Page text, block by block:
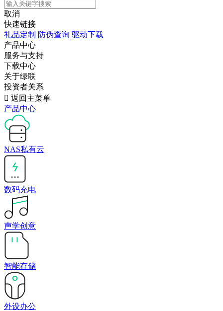
取消
快速链接
礼品定制 防伪查询 驱动下载
产品中心
服务与支持
下载中心
关于绿联
投资者关系
 返回主菜单
产品中心
NAS私有云
数码充电
声学创意
智能存储
外设办公